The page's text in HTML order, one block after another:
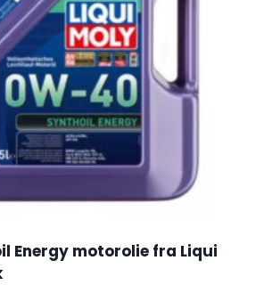
Energy motorolie fra Liqui